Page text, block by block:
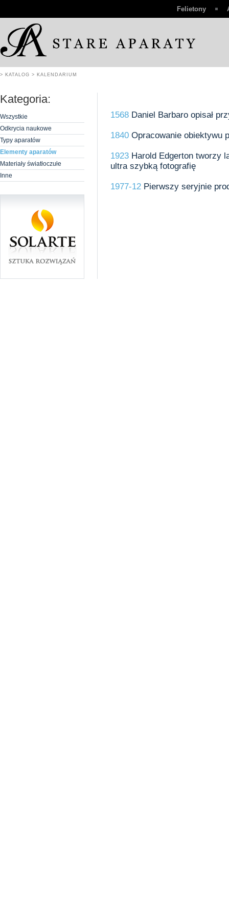
Felietony
> KATALOG > KALENDARIUM
Kategoria:
Wszystkie
Odkrycia naukowe
Typy aparatów
Elementy aparatów
Materiały światłoczułe
Inne
1568 Daniel Barbaro opisał
1840 Opracowanie obiektywu
1923 Harold Edgerton tworzy
ultra szybką fotografię
1977-12 Pierwszy seryjnie